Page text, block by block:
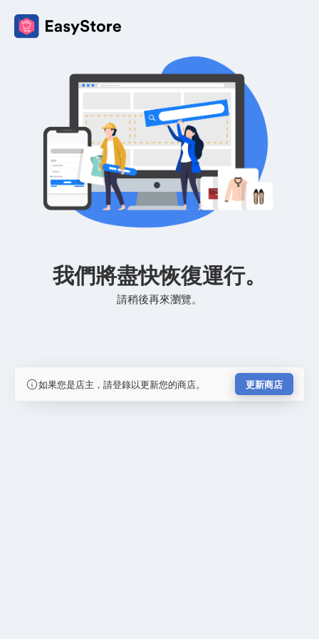
我們將盡快恢復運行。
請稍後再來瀏覽。
如果您是店主，請登錄以更新您的商店。 更新商店